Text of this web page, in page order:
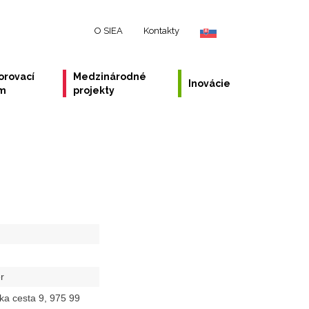
O SIEA Kontakty
Medzinárodné
projekty
Inovácie
cesta 9, 975 99